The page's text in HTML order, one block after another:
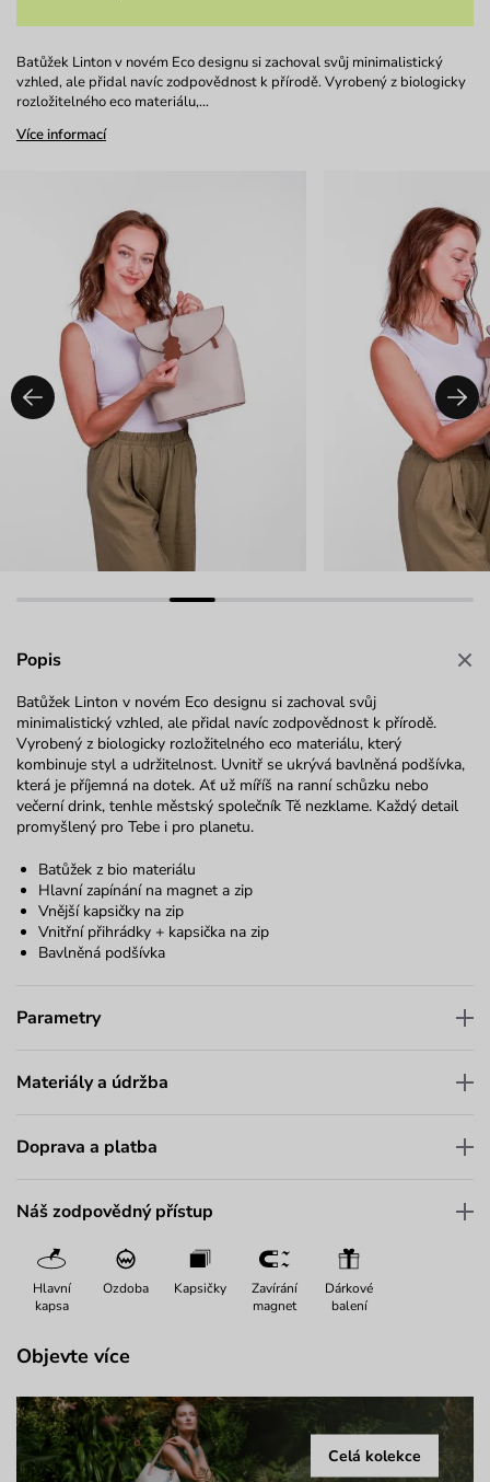
Batůžek Linton v novém Eco designu si zachoval svůj minimalistický
vzhled, ale přidal navíc zodpovědnost k přírodě. Vyrobený z biologicky
rozložitelného eco materiálu,…
Více informací
Popis
Batůžek Linton v novém Eco designu si zachoval svůj
minimalistický vzhled, ale přidal navíc zodpovědnost k přírodě.
Vyrobený z biologicky rozložitelného eco materiálu, který
kombinuje styl a udržitelnost. Uvnitř se ukrývá bavlněná podšívka,
která je příjemná na dotek. Ať už míříš na ranní schůzku nebo
večerní drink, tenhle městský společník Tě nezklame. Každý detail
promyšlený pro Tebe i pro planetu.
Batůžek z bio materiálu
Hlavní zapínání na magnet a zip
Vnější kapsičky na zip
Vnitřní přihrádky + kapsička na zip
Bavlněná podšívka
Parametry
Materiály a údržba
Doprava a platba
Náš zodpovědný přístup
Hlavní
kapsa
Ozdoba Kapsičky
Zavírání
magnet
Dárkové
balení
Objevte více
Celá kolekce